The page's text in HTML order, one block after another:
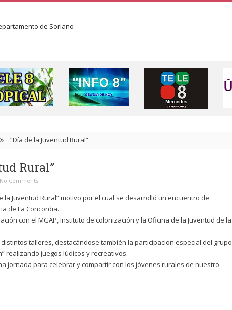
“Día de la Juventud Rural”
Rural”
No Comments
la Juventud Rural” motivo por el cual se desarrolló un encuentro de
de La Concordia.
con el MGAP, Instituto de colonización y la Oficina de la Juventud de la
talleres, destacándose también la participacion especial del grupo
realizando juegos lúdicos y recreativos.
jornada para celebrar y compartir con los jóvenes rurales de nuestro